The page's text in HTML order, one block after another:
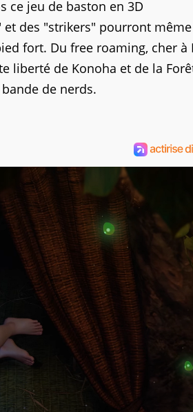
ce jeu de baston en 3D
des "strikers" pourront même
fort. Du free roaming, cher à
liberté de Konoha et de la
de nerds.